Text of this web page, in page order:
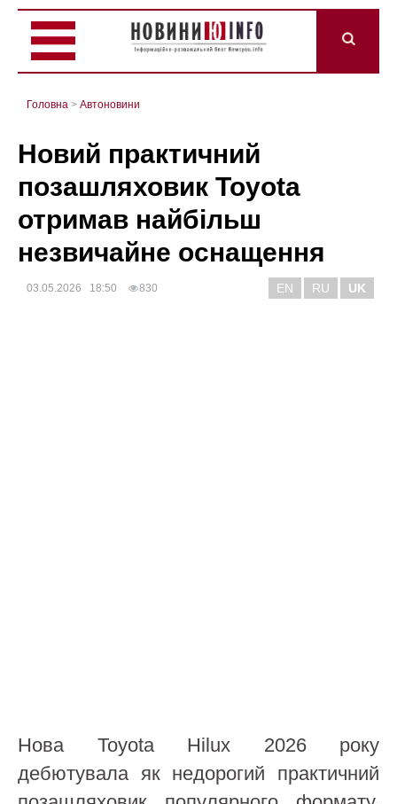
Головна > Автоновини
Новий практичний
позашляховик Toyota
отримав найбільш
незвичайне оснащення
03.05.2026 18:50 830 EN RU UK
Нова Toyota Hilux 2026 року
дебютувала як недорогий практичний